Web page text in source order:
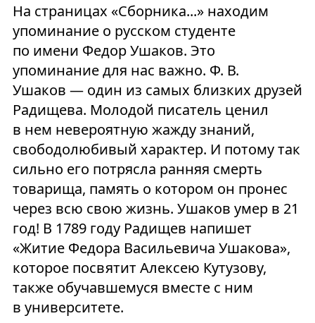
На страницах «Сборника...» находим
упоминание о русском студенте
по имени Федор Ушаков. Это
упоминание для нас важно. Ф. В.
Ушаков — один из самых близких друзей
Радищева. Молодой писатель ценил
в нем невероятную жажду знаний,
свободолюбивый характер. И потому так
сильно его потрясла ранняя смерть
товарища, память о котором он пронес
через всю свою жизнь. Ушаков умер в 21
год! В 1789 году Радищев напишет
«Житие Федора Васильевича Ушакова»,
которое посвятит Алексею Кутузову,
также обучавшемуся вместе с ним
в университете.